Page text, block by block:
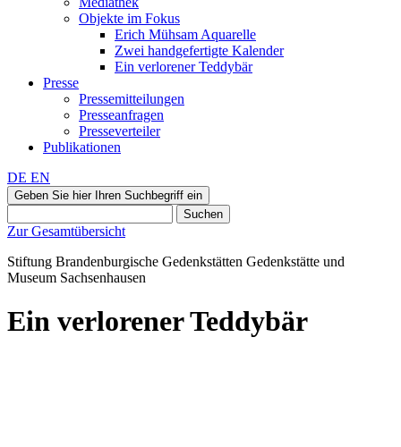
Objekte im Fokus
Erich Mühsam Aquarelle
Zwei handgefertigte Kalender
Ein verlorener Teddybär
Presse
Pressemitteilungen
Presseanfragen
Presseverteiler
Publikationen
DE EN
Geben Sie hier Ihren Suchbegriff ein
Suchen
Zur Gesamtübersicht
Stiftung Brandenburgische Gedenkstätten Gedenkstätte und
Museum Sachsenhausen
Ein verlorener Teddybär